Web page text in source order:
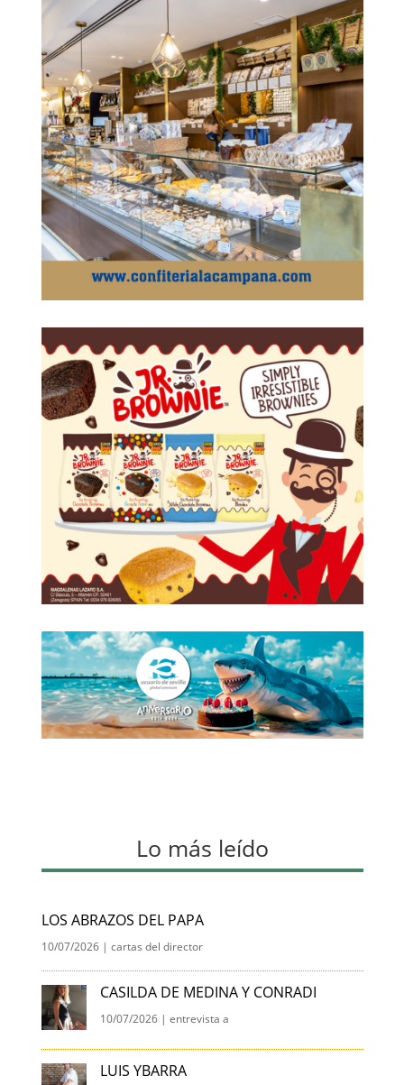
Lo más leído
LOS ABRAZOS DEL PAPA
10/07/2026| cartas del director
CASILDA DE MEDINA Y CONRADI
10/07/2026| entrevista a
LUIS YBARRA